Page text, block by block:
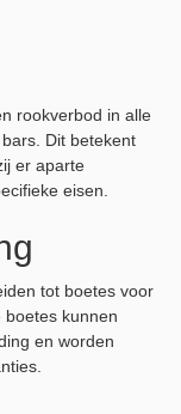
rookverbod in alle
Dit betekent
er aparte
eisen.
tot boetes voor
kunnen
en worden